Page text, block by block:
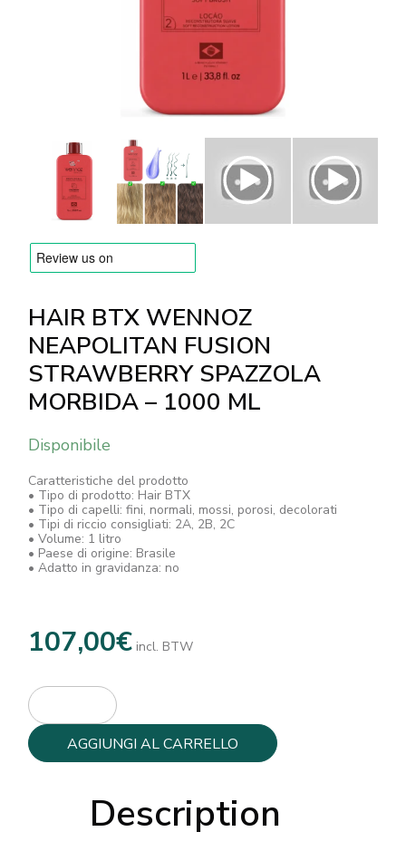
Consegna e Pagamento
Contatti
Recensioni
HAIR BTX WENNOZ
NEAPOLITAN FUSION
STRAWBERRY SPAZZOLA
MORBIDA – 1000 ML
Disponibile
Caratteristiche del prodotto
• Tipo di prodotto: Hair BTX
• Tipo di capelli: fini, normali, mossi, porosi, decolorati
• Tipi di riccio consigliati: 2A, 2B, 2C
• Volume: 1 litro
• Paese di origine: Brasile
• Adatto in gravidanza: no
107,00€ incl. BTW
AGGIUNGI AL CARRELLO
Description